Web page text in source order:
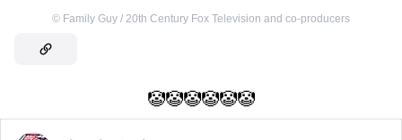
© Family Guy / 20th Century Fox Television and co-producers
🤡🤡🤡🤡🤡🤡